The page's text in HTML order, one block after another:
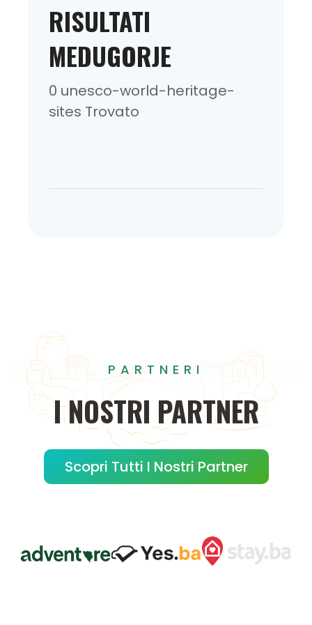
RISULTATI
MEDUGORJE
0 unesco-world-heritage-
sites Trovato
PARTNERI
INOSTRI PARTNER
Scopri Tutti I Nostri Partner